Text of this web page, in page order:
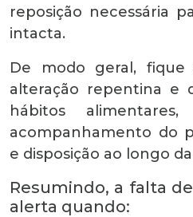
reposição necessária
intacta.
De modo geral,
alteração repentina e
hábitos
acompanhamento do
e disposição ao longo
Resumindo, a falta
alerta quando: